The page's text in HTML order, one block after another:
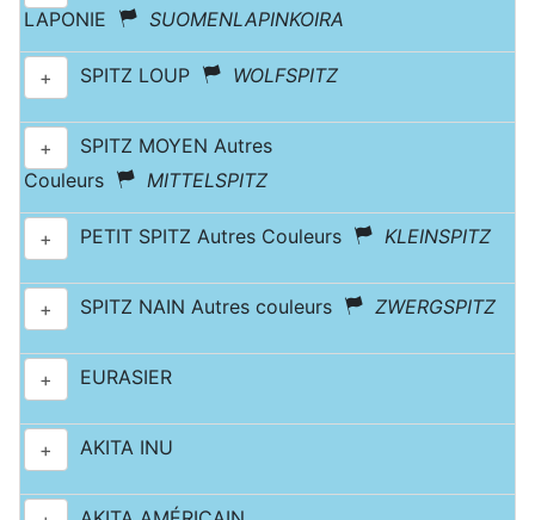
LAPONIE
SUOMENLAPINKOIRA
+ SPITZ LOUP WOLFSPITZ
+
SPITZ MOYEN Autres
Couleurs
MITTELSPITZ
+ PETIT SPITZ Autres Couleurs KLEINSPITZ
+ SPITZ NAIN Autres couleurs ZWERGSPITZ
+ EURASIER
+ AKITA INU